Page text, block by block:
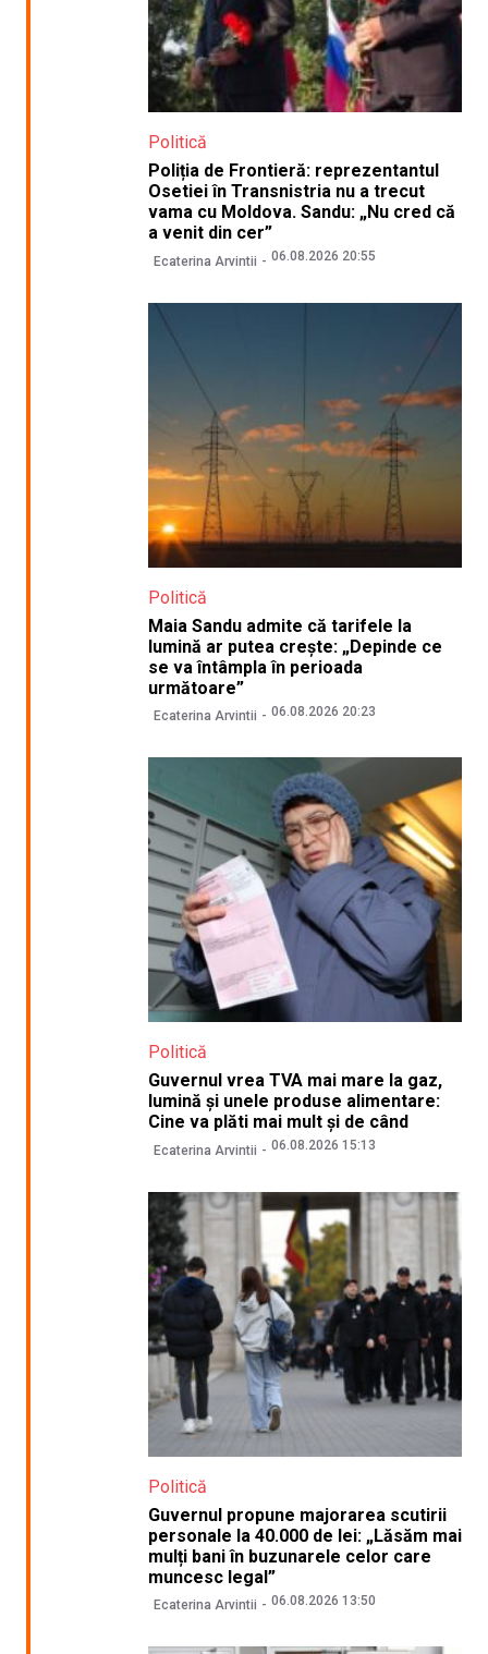
Politică
Poliția de Frontieră: reprezentantul
Osetiei în Transnistria nu a trecut
vama cu Moldova. Sandu: „Nu cred că
a venit din cer”
Ecaterina Arvintii 06.08.2026 20:55
Politică
Maia Sandu admite că tarifele la
lumină ar putea crește: „Depinde ce
se va întâmpla în perioada
următoare”
Ecaterina Arvintii 06.08.2026 20:23
Politică
Guvernul vrea TVA mai mare la gaz,
lumină și unele produse alimentare:
Cine va plăti mai mult și de când
Ecaterina Arvintii 06.08.2026 15:13
Politică
Guvernul propune majorarea scutirii
personale la 40.000 de lei: „Lăsăm mai
mulți bani în buzunarele celor care
muncesc legal”
Ecaterina Arvintii 06.08.2026 13:50